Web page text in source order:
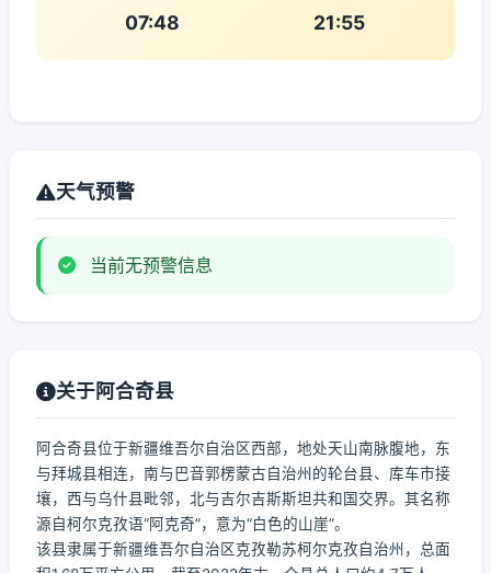
07:48 21:55
天气预警
当前无预警信息
关于阿合奇县
阿合奇县位于新疆维吾尔自治区西部，地处天山南脉腹地，东
与拜城县相连，南与巴音郭楞蒙古自治州的轮台县、库车市接
壤，西与乌什县毗邻，北与吉尔吉斯斯坦共和国交界。其名称
源自柯尔克孜语“阿克奇”，意为“白色的山崖”。
该县隶属于新疆维吾尔自治区克孜勒苏柯尔克孜自治州，总面